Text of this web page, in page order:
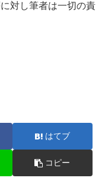
対し筆者は一切の責
はてブ
コピー